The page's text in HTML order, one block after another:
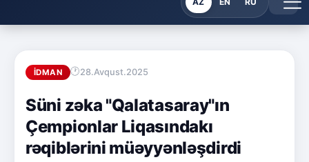
İDMAN 28.Avqust.2025
Süni zəka "Qalatasaray"ın
Çempionlar Liqasındakı
rəqiblərini müəyyənləşdirdi